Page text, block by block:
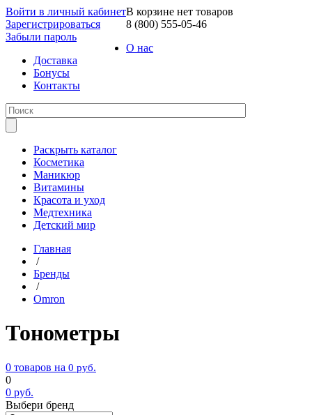
Войти в личный кабинет
Зарегистрироваться
Забыли пароль
В корзине нет товаров
8 (800) 555-05-46
О нас
Доставка
Бонусы
Контакты
Раскрыть каталог
Косметика
Маникюр
Витамины
Красота и уход
Медтехника
Детский мир
Главная
/
Бренды
/
Omron
Тонометры
0 товаров на 0 руб.
0
0 руб.
Выбери бренд